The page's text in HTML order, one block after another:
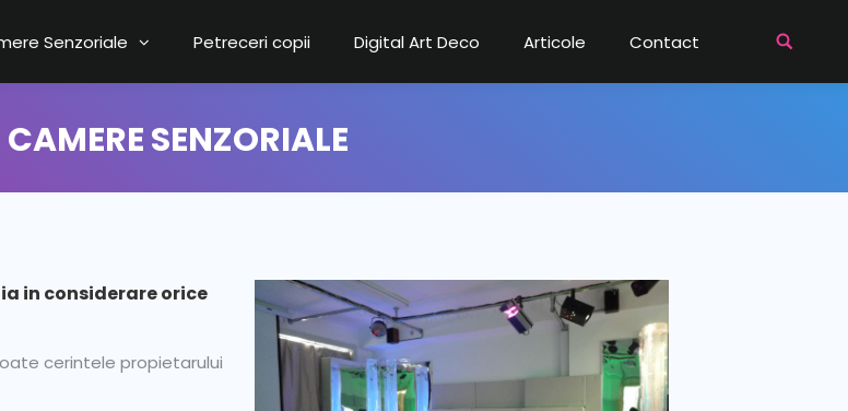
Senzoriale Petreceri copii Digital Art Deco Articole Contact
SENZORIALE
in considerare orice
cerintele propietarului